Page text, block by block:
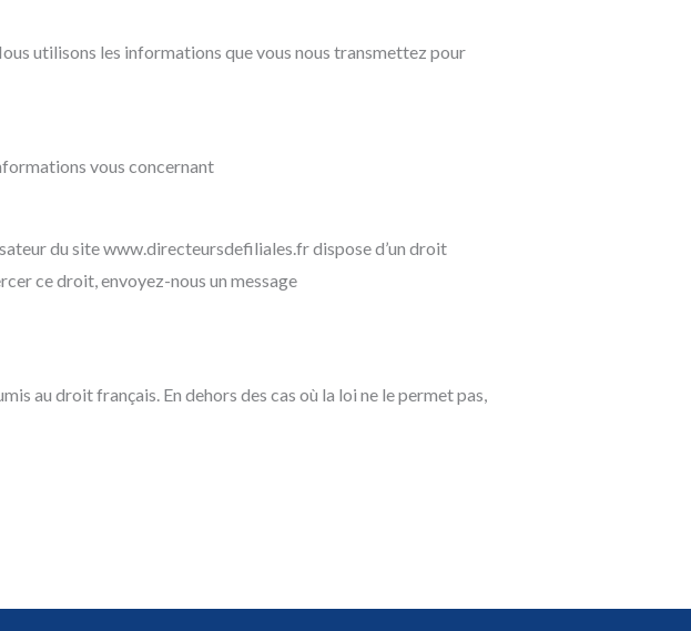
utilisons les informations que vous nous transmettez pour
vous concernant
du site www.directeursdefiliales.fr dispose d’un droit
ce droit, envoyez-nous un message
au droit français. En dehors des cas où la loi ne le permet pas,